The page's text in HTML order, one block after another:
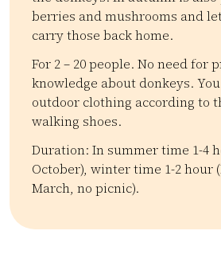
berries and mushrooms and
carry those back home.
For 2 – 20 people. No need for
knowledge about donkeys.
outdoor clothing according to
walking shoes.
Duration: In summer time 1-4
October), winter time 1-2 hour
March, no picnic).